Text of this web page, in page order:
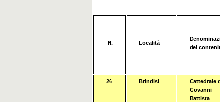
N. Località
del
26 Brindisi
Cattedrale
Govanni
Battista